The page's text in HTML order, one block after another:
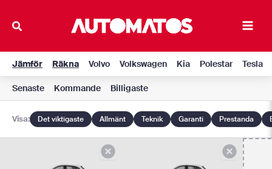
Main
Jämför Räkna Volvo Volkswagen Kia Polestar Tesla
Senaste Kommande Billigaste
Visa: Det viktigaste Allmänt Teknik Garanti Prestanda